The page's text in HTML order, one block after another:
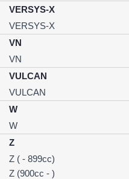
VERSYS-X
VERSYS-X
VN
VN
VULCAN
VULCAN
W
W
Z
Z ( - 899cc)
Z (900cc - )